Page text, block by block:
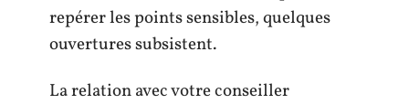
repérer les points sensibles, quelques
ouvertures subsistent.
La relation avec votre conseiller